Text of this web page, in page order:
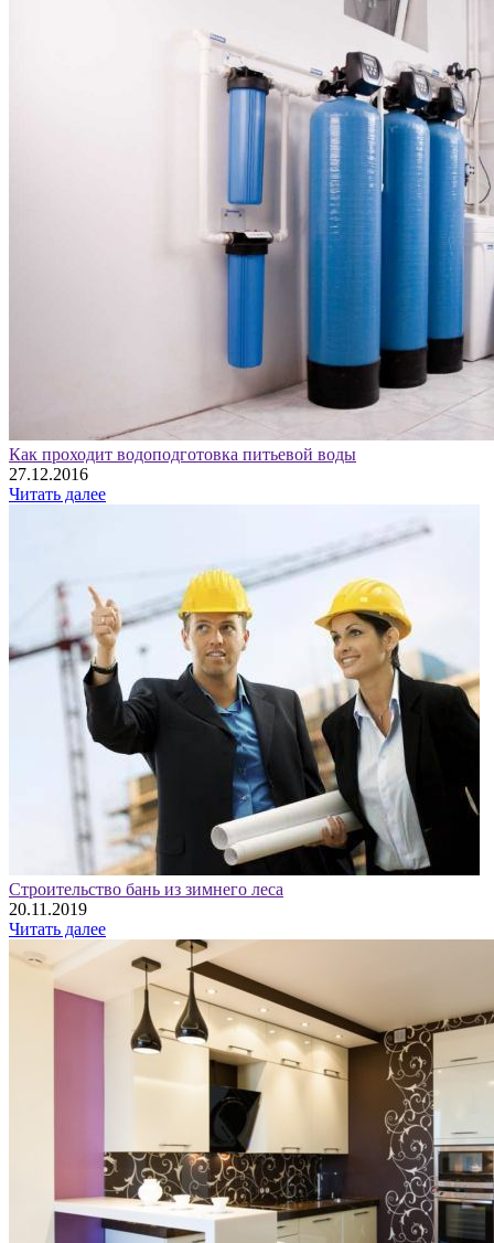
Как проходит водоподготовка питьевой воды
27.12.2016
Читать далее
Строительство бань из зимнего леса
20.11.2019
Читать далее